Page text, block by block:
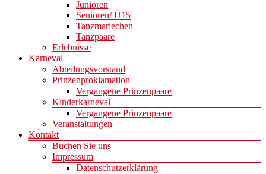
Junioren
Senioren/ Ü15
Tanzmariechen
Tanzpaare
Erlebnisse
Karneval
Abteilungsvorstand
Prinzenproklamation
Vergangene Prinzenpaare
Kinderkarneval
Vergangene Prinzenpaare
Veranstaltungen
Kontakt
Buchen Sie uns
Impressum
Datenschutzerklärung